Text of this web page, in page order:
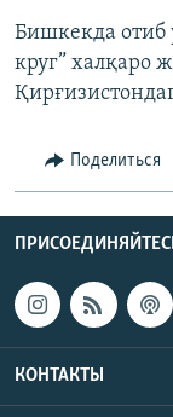
Бишкекда отиб
круг” халқаро
Поделиться
КОНТАКТЫ